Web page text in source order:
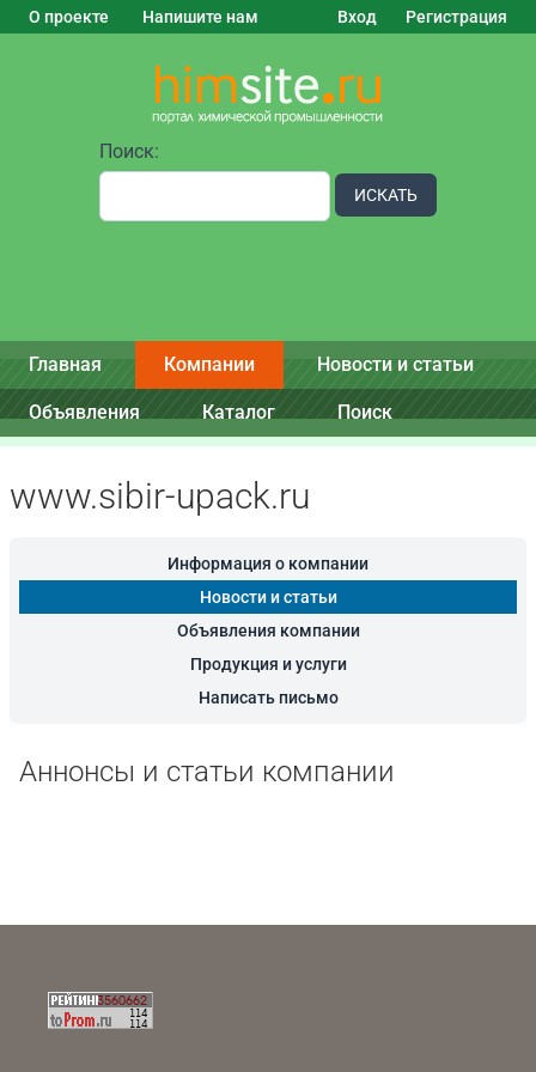
О проекте Напишите нам Вход Регистрация
Поиск:
ИСКАТЬ
Главная Компании Новости и статьи
Объявления Каталог Поиск
www.sibir-upack.ru
Информация о компании
Новости и статьи
Объявления компании
Продукция и услуги
Написать письмо
Аннонсы и статьи компании